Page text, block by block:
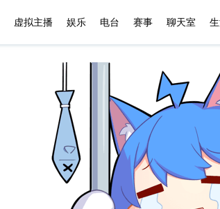
虚拟主播 娱乐 电台 赛事 聊天室
拟主播 娱乐 电台 赛事 聊天室 更多